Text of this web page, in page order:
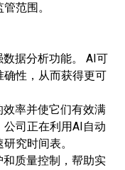
范围。
数据分析功能。 AI可
性，从而获得更可
率并使它们有效满
司正在利用AI自动
究时间表。
质量控制，帮助实